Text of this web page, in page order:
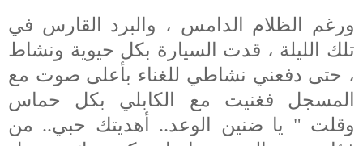
ورغم الظلام الدامس ، والبرد القارس في
تلك الليلة ، قدت السيارة بكل حيوية ونشاط
، حتى دفعني نشاطي للغناء بأعلى صوت مع
المسجل فغنيت مع الكابلي بكل حماس
وقلت " يا ضنين الوعد.. أهديتك حبي.. من